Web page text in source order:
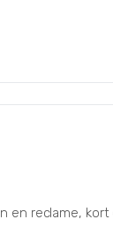
en reclame, kort